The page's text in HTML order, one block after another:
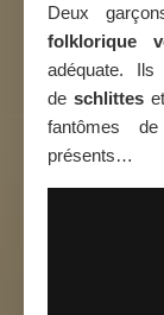
Deux
folklorique
adéquate.
de schlittes
fantômes
présents…